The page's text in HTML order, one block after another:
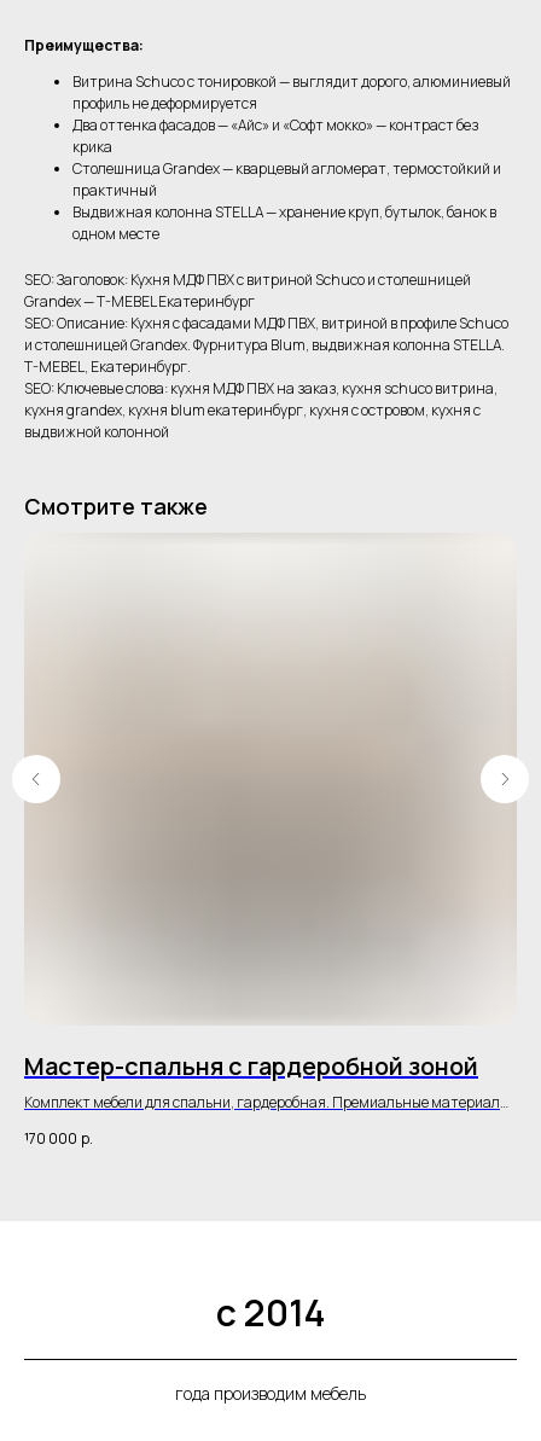
Преимущества:
Витрина Schuco с тонировкой — выглядит дорого, алюминиевый
профиль не деформируется
Два оттенка фасадов — «Айс» и «Софт мокко» — контраст без
крика
Столешница Grandex — кварцевый агломерат, термостойкий и
практичный
Выдвижная колонна STELLA — хранение круп, бутылок, банок в
одном месте
SEO: Заголовок: Кухня МДФ ПВХ с витриной Schuco и столешницей
Grandex — T-MEBEL Екатеринбург
SEO: Описание: Кухня с фасадами МДФ ПВХ, витриной в профиле Schuco
и столешницей Grandex. Фурнитура Blum, выдвижная колонна STELLA.
T-MEBEL, Екатеринбург.
SEO: Ключевые слова: кухня МДФ ПВХ на заказ, кухня schuco витрина,
кухня grandex, кухня blum екатеринбург, кухня с островом, кухня с
выдвижной колонной
Смотрите также
Мастер-спальня с гардеробной зоной
Комплект мебели для спальни, гардеробная. Премиальные материалы
170 000 р.
с 2014
года производим мебель